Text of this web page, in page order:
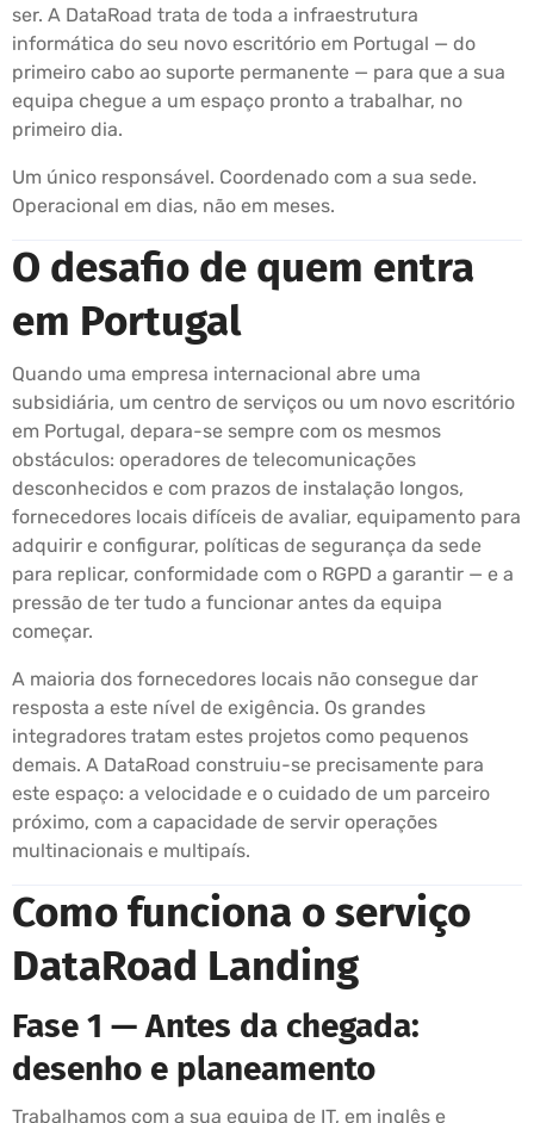
ser. A DataRoad trata de toda a infraestrutura
informática do seu novo escritório em Portugal — do
primeiro cabo ao suporte permanente — para que a sua
equipa chegue a um espaço pronto a trabalhar, no
primeiro dia.
Um único responsável. Coordenado com a sua sede.
Operacional em dias, não em meses.
O desafio de quem entra
em Portugal
Quando uma empresa internacional abre uma
subsidiária, um centro de serviços ou um novo escritório
em Portugal, depara-se sempre com os mesmos
obstáculos: operadores de telecomunicações
desconhecidos e com prazos de instalação longos,
fornecedores locais difíceis de avaliar, equipamento para
adquirir e configurar, políticas de segurança da sede
para replicar, conformidade com o RGPD a garantir — e a
pressão de ter tudo a funcionar antes da equipa
começar.
A maioria dos fornecedores locais não consegue dar
resposta a este nível de exigência. Os grandes
integradores tratam estes projetos como pequenos
demais. A DataRoad construiu-se precisamente para
este espaço: a velocidade e o cuidado de um parceiro
próximo, com a capacidade de servir operações
multinacionais e multipaís.
Como funciona o serviço
DataRoad Landing
Fase 1 — Antes da chegada:
desenho e planeamento
Trabalhamos com a sua equipa de IT, em inglês e